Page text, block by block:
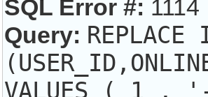
SQL Error #: 1114
Query:
VALUES ( 1 ,